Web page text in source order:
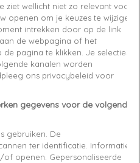
produit
ziet wellicht niet zo relevant voor
openen om je keuzes te wijzigen
intrekken door op de link
de webpagina of het
pagina te klikken. Je selecties
kanalen worden
ons privacybeleid voor
gegevens voor de volgende
gebruiken. De
ter identificatie. Informatie
openen. Gepersonaliseerde